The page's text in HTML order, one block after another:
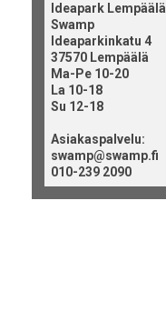
Ideapark Lempäälä
Swamp
Ideaparkinkatu 4
37570 Lempäälä
Ma-Pe 10-20
La 10-18
Su 12-18
Asiakaspalvelu:
swamp@swamp.fi
010-239 2090